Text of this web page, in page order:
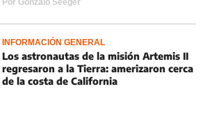
Por Gonzalo Seeger
INFORMACIÓN GENERAL
Los astronautas de la misión Artemis II
regresaron a la Tierra: amerizaron cerca
de la costa de California